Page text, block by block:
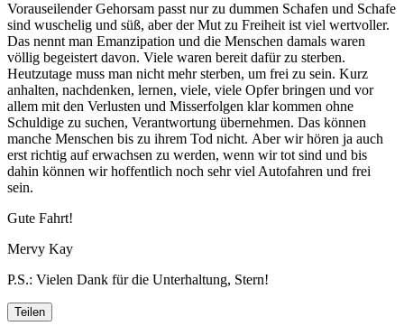
Vorauseilender Gehorsam passt nur zu dummen Schafen und Schafe
sind wuschelig und süß, aber der Mut zu Freiheit ist viel wertvoller.
Das nennt man Emanzipation und die Menschen damals waren
völlig begeistert davon. Viele waren bereit dafür zu sterben.
Heutzutage muss man nicht mehr sterben, um frei zu sein. Kurz
anhalten, nachdenken, lernen, viele, viele Opfer bringen und vor
allem mit den Verlusten und Misserfolgen klar kommen ohne
Schuldige zu suchen, Verantwortung übernehmen. Das können
manche Menschen bis zu ihrem Tod nicht. Aber wir hören ja auch
erst richtig auf erwachsen zu werden, wenn wir tot sind und bis
dahin können wir hoffentlich noch sehr viel Autofahren und frei
sein.
Gute Fahrt!
Mervy Kay
P.S.: Vielen Dank für die Unterhaltung, Stern!
Teilen